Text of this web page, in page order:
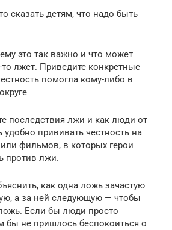
сказать детям, что надо быть
это так важно и что может
то лжет. Приведите конкретные
помогла кому-либо в
последствия лжи и как люди от
удобно прививать честность на
фильмов, в которых герои
против лжи.
как одна ложь зачастую
а за ней следующую — чтобы
Если бы люди просто
бы не пришлось беспокоиться о